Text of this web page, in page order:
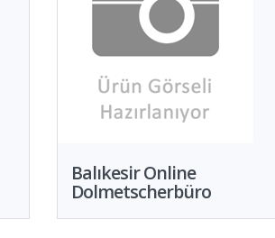
Balıkesir Online
Dolmetscherbüro